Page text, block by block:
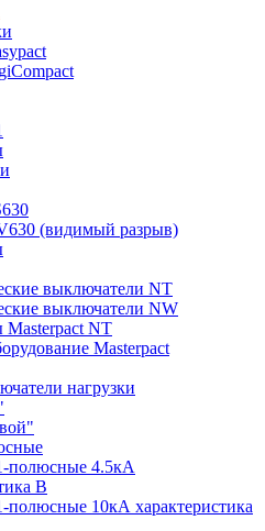
(видимый разрыв)
выключатели NT
выключатели NW
Masterpact NT
Masterpact
нагрузки
полюсные 4.5кА
В
полюсные 10кА характеристика